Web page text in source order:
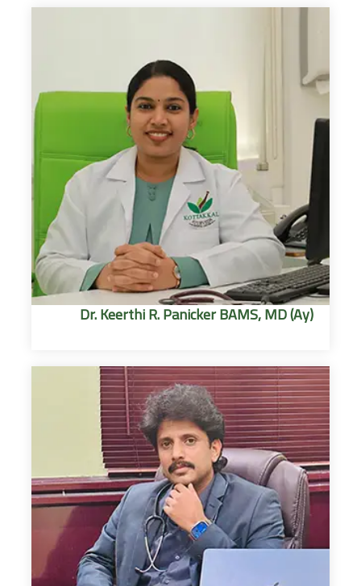
Dr. Keerthi R. Panicker BAMS, MD (Ay)